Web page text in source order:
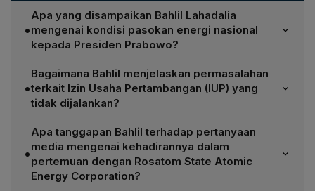
•
Apa yang disampaikan Bahlil Lahadalia
mengenai kondisi pasokan energi nasional
kepada Presiden Prabowo?
Bahlil menyatakan bahwa ketersediaan energi nasional
berada dalam kondisi aman, dengan stok bahan bakar
minyak (BBM), liquefied petroleum gas (LPG), dan
minyak mentah (crude) semuanya berada di atas
standar minimum nasional. Ia menegaskan bahwa
selama stok berada di atas ambang tersebut, tidak
terdapat risiko kekurangan energi dan memastikan
tidak akan ada masalah pasokan di masa mendatang.
•
Bagaimana Bahlil menjelaskan permasalahan
terkait Izin Usaha Pertambangan (IUP) yang
tidak dijalankan?
Bahlil mengungkapkan bahwa terdapat sejumlah
perusahaan yang telah memperoleh IUP lengkap,
termasuk izin di kawasan hutan, namun tidak pernah
merealisasikan kegiatan pertambangan. Ia menekankan
•
Apa tanggapan Bahlil terhadap pertanyaan
media mengenai kehadirannya dalam
pertemuan dengan Rosatom State Atomic
Energy Corporation?